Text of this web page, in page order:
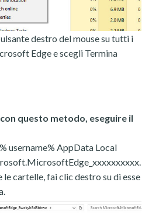
destro del mouse su tutti i
Edge e scegli Termina
questo metodo, eseguire il
username% AppData Local
le cartelle, fai clic destro su di esse